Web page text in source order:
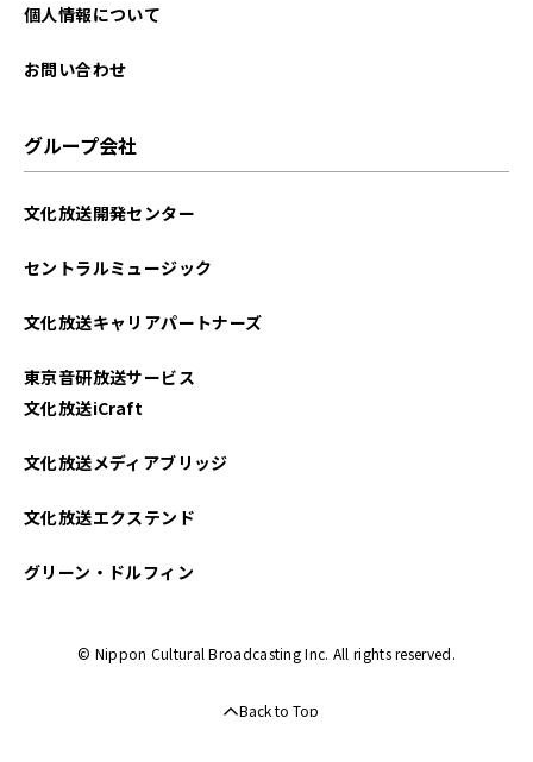
個人情報について
お問い合わせ
グループ会社
文化放送開発センター
セントラルミュージック
文化放送キャリアパートナーズ
東京音研放送サービス
文化放送iCraft
文化放送メディアブリッジ
文化放送エクステンド
グリーン・ドルフィン
© Nippon Cultural Broadcasting Inc. All rights reserved.
Back to Top